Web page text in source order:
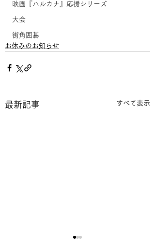
映画『ハルカナ』応援シリーズ
大会
街角囲碁
お休みのお知らせ
最新記事 すべて表示